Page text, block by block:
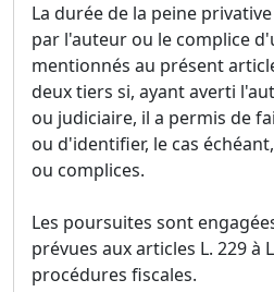
La durée de la peine
par l'auteur ou le complice
mentionnés au présent
deux tiers si, ayant averti
ou judiciaire, il a permis de
ou d'identifier, le cas
ou complices.
Les poursuites sont
prévues aux articles L. 229 à
procédures fiscales.